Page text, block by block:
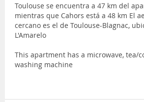
Toulouse se encuentra a 47 km del
mientras que Cahors está a 48 km El
cercano es el de Toulouse-Blagnac,
L'Amarelo
This apartment has a microwave, tea/
washing machine